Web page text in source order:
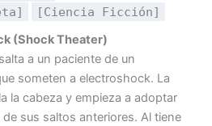
[Ciencia Ficción]
(Shock Theater)
a un paciente de un
someten a electroshock. La
la cabeza y empieza a adoptar
sus saltos anteriores. Al tiene